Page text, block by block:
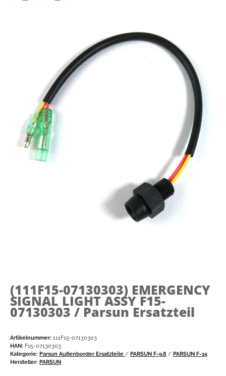
(111F15-07130303) EMERGENCY
SIGNAL LIGHT ASSY F15-
07130303 / Parsun Ersatzteil
Artikelnummer: 111F15-07130303
HAN: F15-07130303
Kategorie: Parsun Außenborder Ersatzteile / PARSUN F-9.8 / PARSUN F-15
Hersteller: PARSUN